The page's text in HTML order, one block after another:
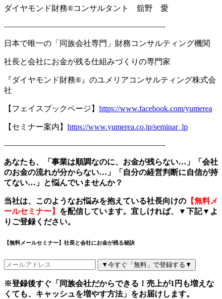
ダイヤモンド財務®コンサルタント 舘野 愛
————————————————————-
日本で唯一の「同族会社専門」財務コンサルティング機関
社長と会社にお金が残る仕組みづくりの専門家
『ダイヤモンド財務® 』のユメリアコンサルティング株式会
社
【フェイスブックページ】 https://www.facebook.com/yumerea
【セミナー案内】 https://www.yumerea.co.jp/seminar_lp
————————————————————-
あなたも、「事業は順調なのに、お金が残らない… 」「会社
のお金の流れが分からない… 」「自分の経営判断に自信が持
てない… 」と悩んでいませんか？
当社は、このようなお悩みを抱えている社長向けの 【無料メ
ールセミナー】 を配信しています。宜しければ、 ▼下記▼ よ
りご登録ください。
【無料メールセミナー】社長と会社にお金が残る秘訣
▼今すぐ「無料」で登録する▼
※登録後すぐ「同族会社だからできる！売上が1円も増えな
くても、キャッシュを増やす方法」をお届けします。